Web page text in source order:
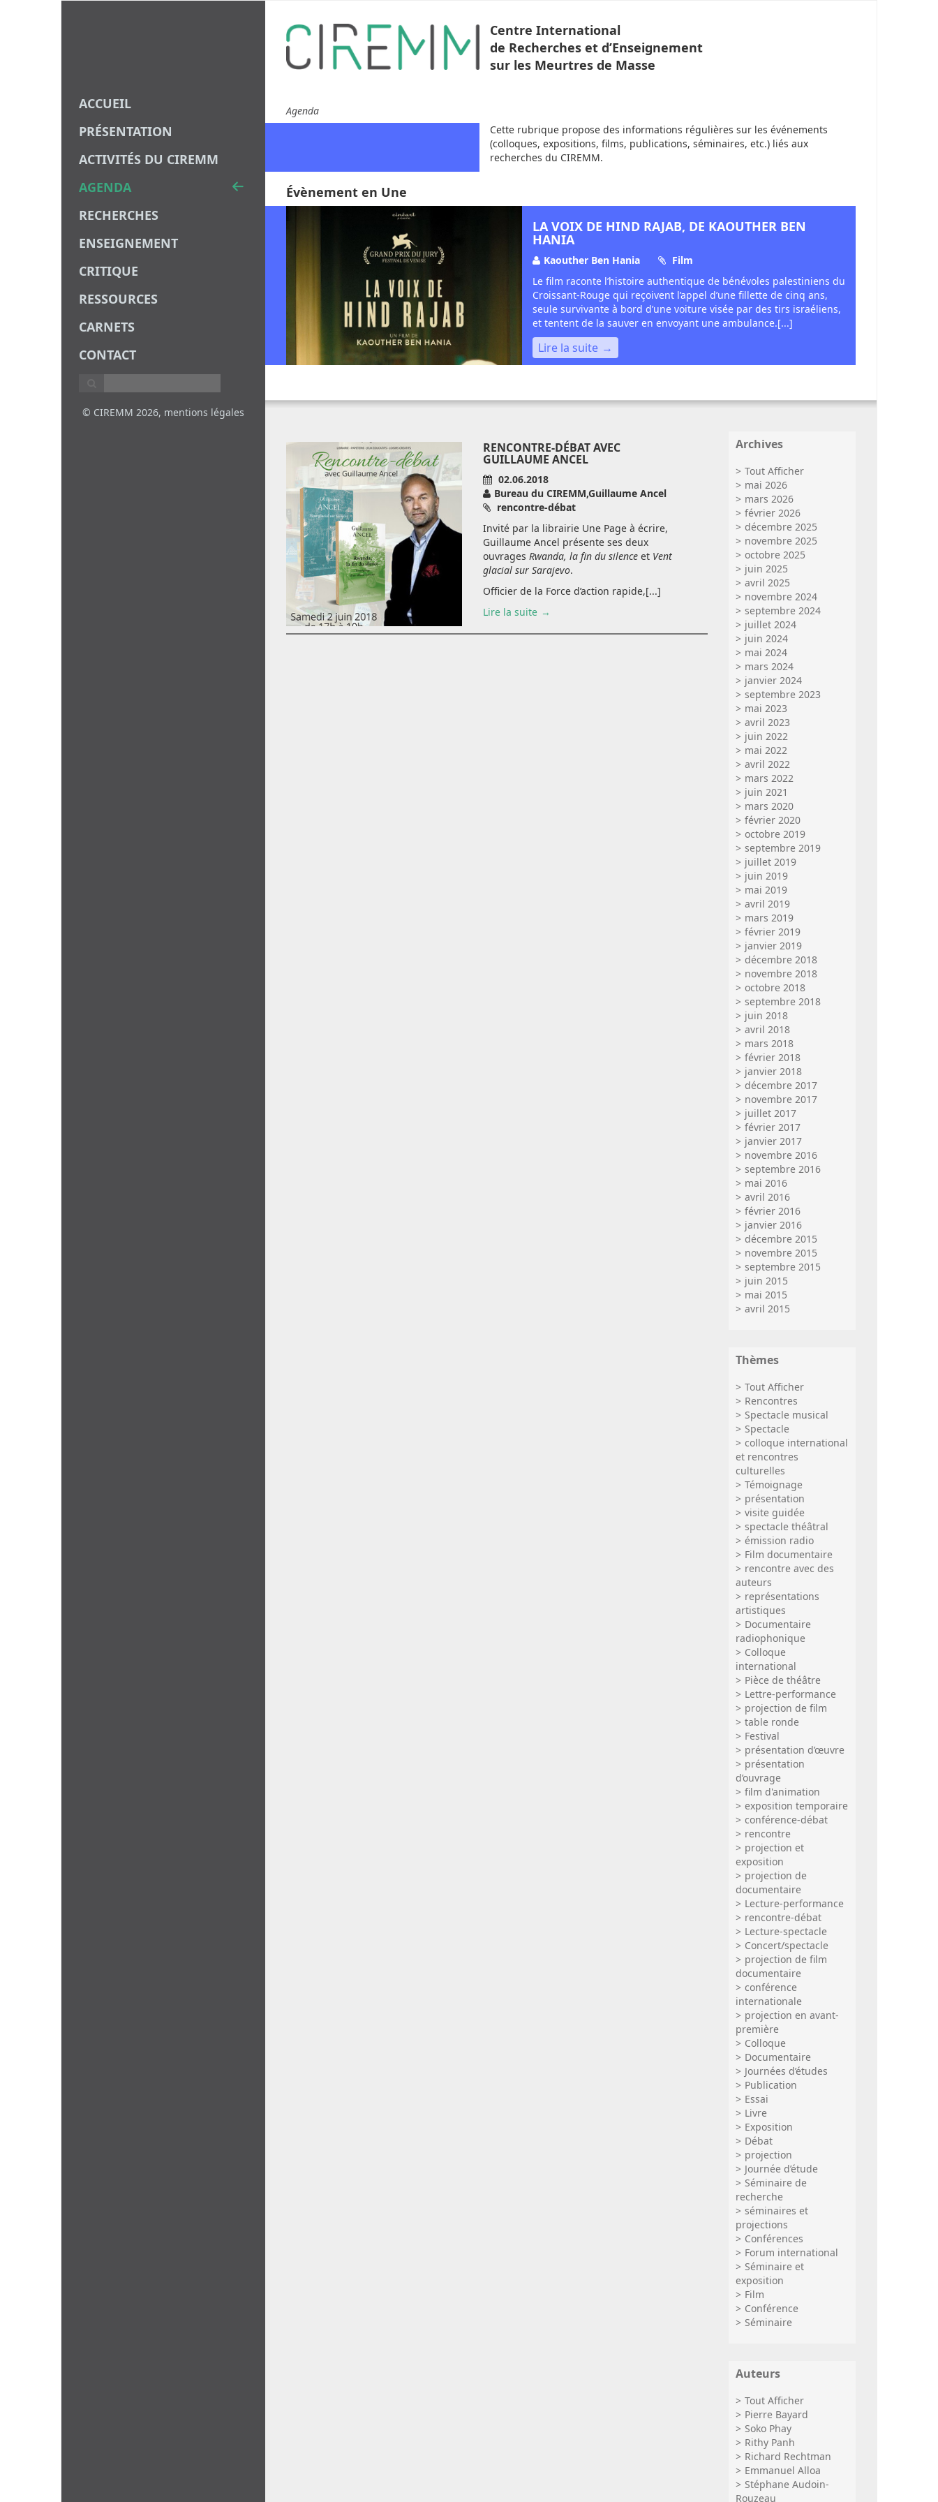
ACCUEIL
PRÉSENTATION
ACTIVITÉS DU CIREMM
AGENDA
RECHERCHES
ENSEIGNEMENT
CRITIQUE
RESSOURCES
CARNETS
CONTACT
© CIREMM 2026, mentions légales
Centre International
de Recherches et d’Enseignement
sur les Meurtres de Masse
Agenda
Cette rubrique propose des informations régulières sur les événements
(colloques, expositions, films, publications, séminaires, etc.) liés aux
recherches du CIREMM.
Évènement en Une
LA VOIX DE HIND RAJAB, DE KAOUTHER BEN
HANIA
Kaouther Ben Hania
Film
Le film raconte l’histoire authentique de bénévoles palestiniens du
Croissant-Rouge qui reçoivent l’appel d’une fillette de cinq ans,
seule survivante à bord d’une voiture visée par des tirs israéliens,
et tentent de la sauver en envoyant une ambulance.[...]
Lire la suite
RENCONTRE-DÉBAT AVEC
GUILLAUME ANCEL
02.06.2018
Bureau du CIREMM,Guillaume Ancel
rencontre-débat
Invité par la librairie Une Page à écrire,
Guillaume Ancel présente ses deux
ouvrages Rwanda, la fin du silence et Vent
glacial sur Sarajevo.
Officier de la Force d’action rapide,[...]
Lire la suite
Archives
Tout Afficher
mai 2026
mars 2026
février 2026
décembre 2025
novembre 2025
octobre 2025
juin 2025
avril 2025
novembre 2024
septembre 2024
juillet 2024
juin 2024
mai 2024
mars 2024
janvier 2024
septembre 2023
mai 2023
avril 2023
juin 2022
mai 2022
avril 2022
mars 2022
juin 2021
mars 2020
février 2020
octobre 2019
septembre 2019
juillet 2019
juin 2019
mai 2019
avril 2019
mars 2019
février 2019
janvier 2019
décembre 2018
novembre 2018
octobre 2018
septembre 2018
juin 2018
avril 2018
mars 2018
février 2018
janvier 2018
décembre 2017
novembre 2017
juillet 2017
février 2017
janvier 2017
novembre 2016
septembre 2016
mai 2016
avril 2016
février 2016
janvier 2016
décembre 2015
novembre 2015
septembre 2015
juin 2015
mai 2015
avril 2015
Thèmes
Tout Afficher
Rencontres
Spectacle musical
Spectacle
colloque international
et rencontres
culturelles
Témoignage
présentation
visite guidée
spectacle théâtral
émission radio
Film documentaire
rencontre avec des
auteurs
représentations
artistiques
Documentaire
radiophonique
Colloque
international
Pièce de théâtre
Lettre-performance
projection de film
table ronde
Festival
présentation d’œuvre
présentation
d’ouvrage
film d'animation
exposition temporaire
conférence-débat
rencontre
projection et
exposition
projection de
documentaire
Lecture-performance
rencontre-débat
Lecture-spectacle
Concert/spectacle
projection de film
documentaire
conférence
internationale
projection en avant-
première
Colloque
Documentaire
Journées d’études
Publication
Essai
Livre
Exposition
Débat
projection
Journée d’étude
Séminaire de
recherche
séminaires et
projections
Conférences
Forum international
Séminaire et
exposition
Film
Conférence
Séminaire
Auteurs
Tout Afficher
Pierre Bayard
Soko Phay
Rithy Panh
Richard Rechtman
Emmanuel Alloa
Stéphane Audoin-
Rouzeau